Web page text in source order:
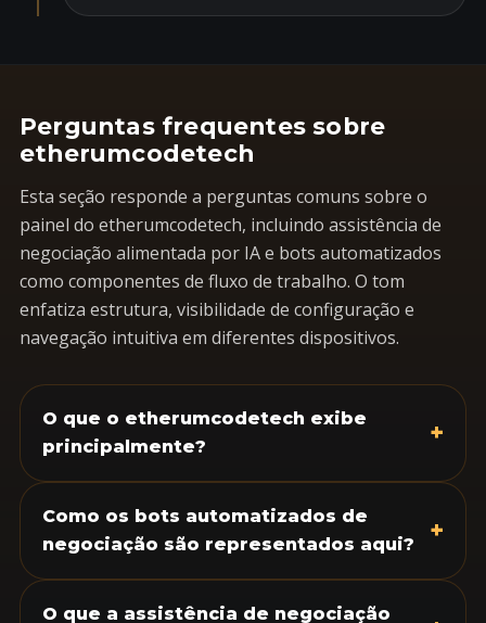
Perguntas frequentes sobre
etherumcodetech
Esta seção responde a perguntas comuns sobre o
painel do etherumcodetech, incluindo assistência de
negociação alimentada por IA e bots automatizados
como componentes de fluxo de trabalho. O tom
enfatiza estrutura, visibilidade de configuração e
navegação intuitiva em diferentes dispositivos.
O que o etherumcodetech exibe
principalmente?
+
Como os bots automatizados de
negociação são representados aqui?
+
O que a assistência de negociação